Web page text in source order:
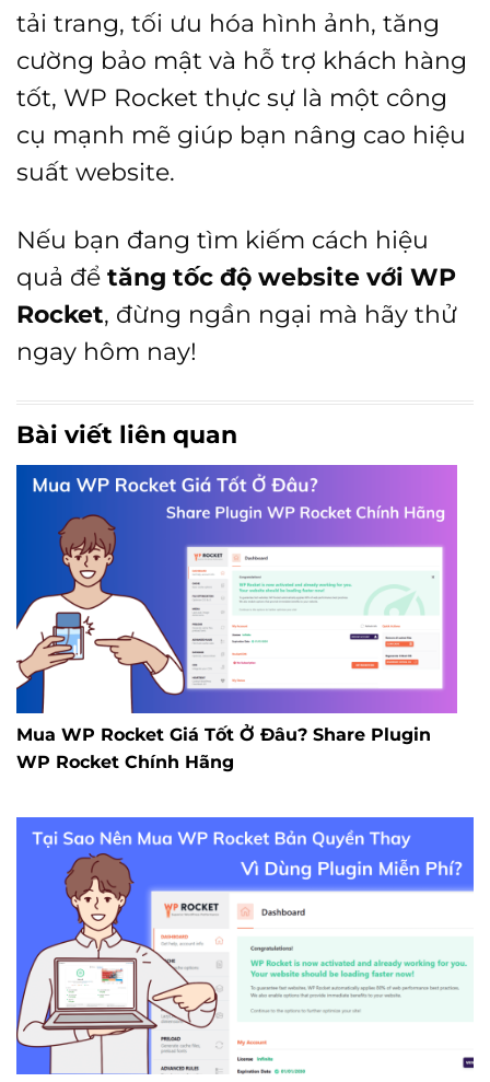
tải trang, tối ưu hóa hình ảnh, tăng
cường bảo mật và hỗ trợ khách hàng
tốt, WP Rocket thực sự là một công
cụ mạnh mẽ giúp bạn nâng cao hiệu
suất website.
Nếu bạn đang tìm kiếm cách hiệu
quả để tăng tốc độ website với WP
Rocket, đừng ngần ngại mà hãy thử
ngay hôm nay!
Bài viết liên quan
Mua WP Rocket Giá Tốt Ở Đâu? Share Plugin
WP Rocket Chính Hãng